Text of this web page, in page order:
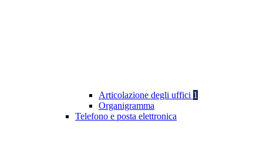
Articolazione degli uffici 1
Organigramma
Telefono e posta elettronica